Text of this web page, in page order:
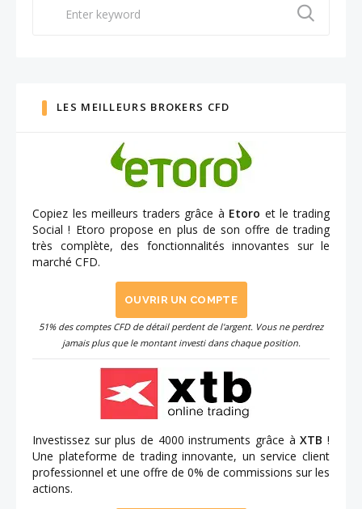
LES MEILLEURS BROKERS CFD
Copiez les meilleurs traders grâce à Etoro et le trading
Social ! Etoro propose en plus de son offre de trading
très complète, des fonctionnalités innovantes sur le
marché CFD.
OUVRIR UN COMPTE
51% des comptes CFD de détail perdent de l'argent. Vous ne perdrez
jamais plus que le montant investi dans chaque position.
Investissez sur plus de 4000 instruments grâce àXTB !
Une plateforme de trading innovante, un service client
professionnel et une offre de 0% de commissions sur les
actions.